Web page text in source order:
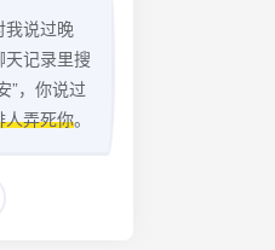
我说过晚
天记录里搜
”，你说过
人弄死你。